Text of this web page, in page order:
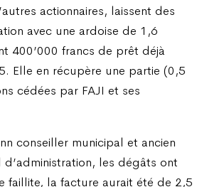
actionnaires, laissent des
avec une ardoise de 1,6
400’000 francs de prêt déjà
Elle en récupère une partie (0,5
cédées par FAJI et ses
conseiller municipal et ancien
les dégâts ont
faillite, la facture aurait été de 2,5